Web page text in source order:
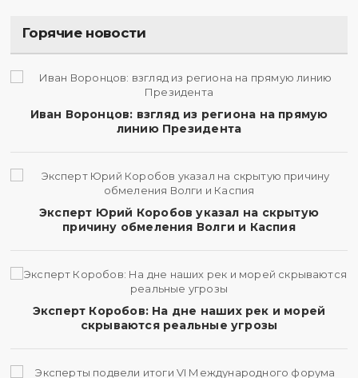
Горячие новости
Иван Воронцов: взгляд из региона на прямую
линию Президента
Эксперт Юрий Коробов указал на скрытую
причину обмеления Волги и Каспия
Эксперт Коробов: На дне наших рек и морей
скрываются реальные угрозы